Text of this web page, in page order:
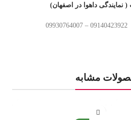
داهوا در اصفهان)
مشابه